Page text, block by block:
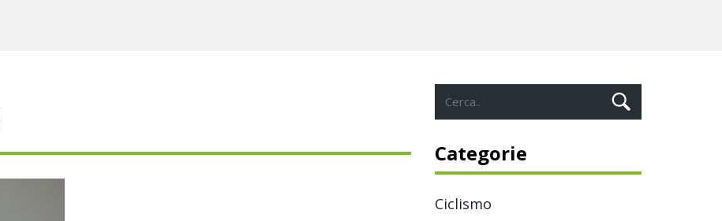
Categorie
Ciclismo